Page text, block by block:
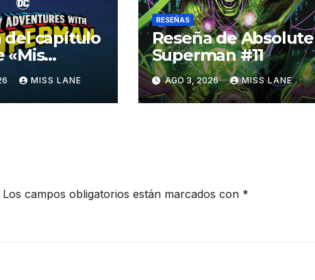
del capítulo
«Mis
conMISS LANE
RESEÑAS
Reseña de Absolute
Superman #11
AGO 3, 2026 MISS LANE
Los campos obligatorios están marcados con *